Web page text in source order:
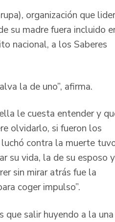
organización que
su madre fuera incluido
nacional, a los Saberes
la de uno”, afirma.
le cuesta entender y
olvidarlo, si fueron los
contra la muerte
su vida, la de su esposo y
sin mirar atrás fue la
coger impulso”.
salir huyendo a la